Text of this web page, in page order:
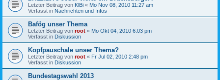
Letzter Beitrag von KlBi « Mo Nov 08, 2010 11:27 am
Verfasst in Nachrichten und Infos
Bafög unser Thema
Letzter Beitrag von root « Mo Okt 04, 2010 6:03 pm
Verfasst in Diskussion
Kopfpauschale unser Thema?
Letzter Beitrag von root « Fr Jul 02, 2010 2:48 pm
Verfasst in Diskussion
Bundestagswahl 2013